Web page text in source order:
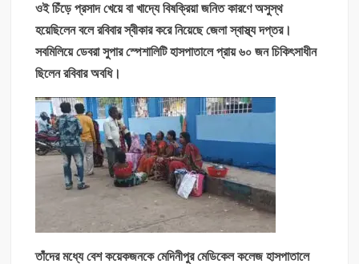
ওই চিঁড়ে প্রসাদ খেয়ে বা খাদ্যে বিষক্রিয়া জনিত কারণে অসুস্থ
হয়েছিলেন বলে রবিবার স্বীকার করে নিয়েছে জেলা স্বাস্থ্য দপ্তর।
সবমিলিয়ে ডেবরা সুপার স্পেশালিটি হাসপাতালে প্রায় ৬০ জন চিকিৎসাধীন
ছিলেন রবিবার অবধি।
তাঁদের মধ্যে বেশ কয়েকজনকে মেদিনীপুর মেডিকেল কলেজ হাসপাতালে